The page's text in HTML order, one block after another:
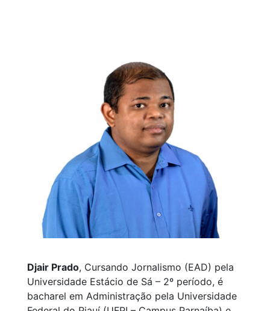
Djair Prado, Cursando Jornalismo (EAD) pela
Universidade Estácio de Sá – 2º período, é
bacharel em Administração pela Universidade